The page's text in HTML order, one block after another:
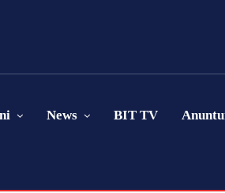
News BIT TV